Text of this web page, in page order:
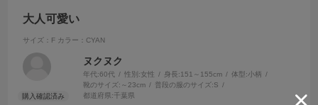
大人可愛い
サイズ：F カラー：CYAN
ヌクヌク
年代:60代 性別:女性 身長:151～155cm 体型:小柄
靴のサイズ: ～23cm 普段の服のサイズ:S
都道府県:千葉県